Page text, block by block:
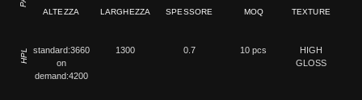
ALTEZZA LARGHEZZA SPESSORE MOQ TEXTURE
HPL
standard:3660
on
demand:4200
1300 0.7 10 pcs
HIGH
GLOSS